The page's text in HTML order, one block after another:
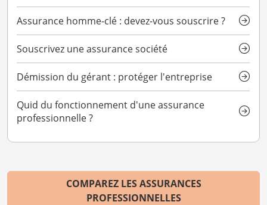
Assurance homme-clé : devez-vous souscrire ?
Souscrivez une assurance société
Démission du gérant : protéger l'entreprise
Quid du fonctionnement d'une assurance
professionnelle ?
COMPAREZ LES ASSURANCES
PROFESSIONNELLES